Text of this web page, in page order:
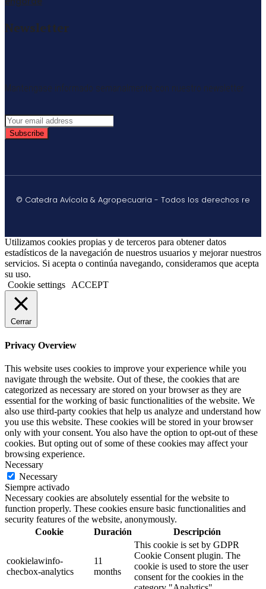
Newsletter
Mantengase informado semanalmente con nuestro newsletter
Subscribe
© Catedra Avícola & Agropecuaria - Todos los derechos re
Utilizamos cookies propias y de terceros para obtener datos
estadísticos de la navegación de nuestros usuarios y mejorar nuestros
servicios. Si acepta o continúa navegando, consideramos que acepta
su uso.
Cookie settings
ACCEPT
Cerrar
Privacy Overview
This website uses cookies to improve your experience while you
navigate through the website. Out of these, the cookies that are
categorized as necessary are stored on your browser as they are
essential for the working of basic functionalities of the website. We
also use third-party cookies that help us analyze and understand how
you use this website. These cookies will be stored in your browser
only with your consent. You also have the option to opt-out of these
cookies. But opting out of some of these cookies may affect your
browsing experience.
Necessary
Necessary
Siempre activado
Necessary cookies are absolutely essential for the website to
function properly. These cookies ensure basic functionalities and
security features of the website, anonymously.
Cookie
Duración Descripción
cookielawinfo-
checbox-analytics
11
months
This cookie is set by GDPR
Cookie Consent plugin. The
cookie is used to store the user
consent for the cookies in the